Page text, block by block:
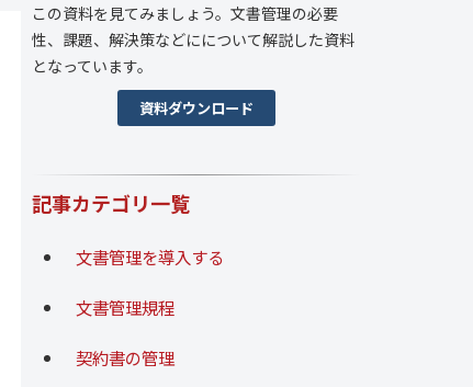
この資料を見てみましょう。文書管理の必要
性、課題、解決策などにについて解説した資料
となっています。
資料ダウンロード
記事カテゴリ一覧
文書管理を導入する
文書管理規程
契約書の管理